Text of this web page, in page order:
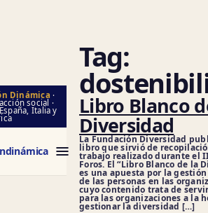
Dinámica ·
social ·
Italia y
dinámica
Tag:
Libro Blanco
Diversidad
La Fundación Diversidad
libro que sirvió de
trabajo realizado durante el
Foros. El “Libro Blanco de la
es una apuesta por la
de las personas en las
cuyo contenido trata de
para las organizaciones a la
gestionar la diversidad […]